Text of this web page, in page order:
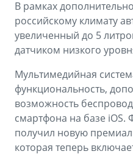
В рамках
российскому климату
увеличенный до 5
датчиком низкого
Мультимедийная
функциональность,
возможность
смартфона на базе iOS.
получил новую
которая теперь